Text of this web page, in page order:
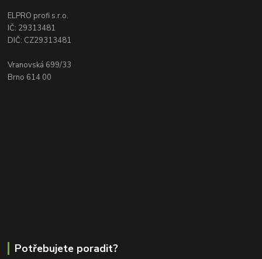
ELPRO profi s.r.o.
IČ: 29313481
DIČ: CZ29313481
Vranovská 699/33
Brno 614 00
Potřebujete poradit?